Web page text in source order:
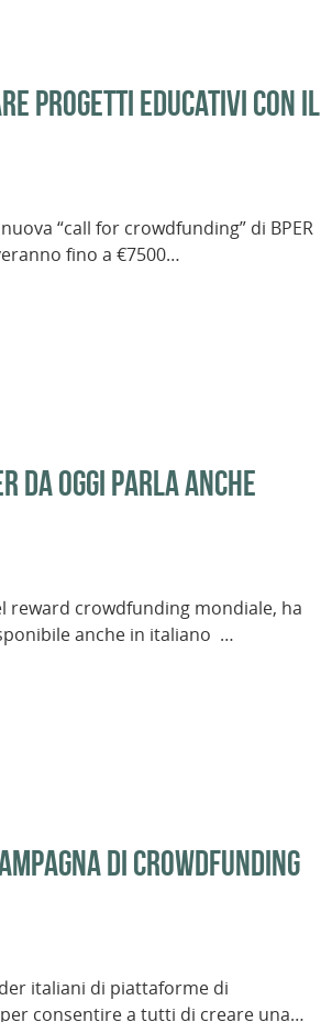
progetti educativi con il
“call for crowdfunding” di BPER
fino a €7500…
da oggi parla anche
reward crowdfunding mondiale, ha
anche in italiano …
di crowdfunding
italiani di piattaforme di
consentire a tutti di creare una…